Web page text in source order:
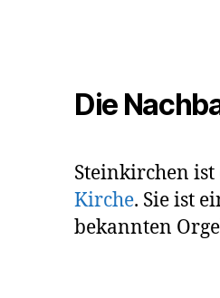
Die
Steinkirchen
Kirche. Sie ist
bekannten